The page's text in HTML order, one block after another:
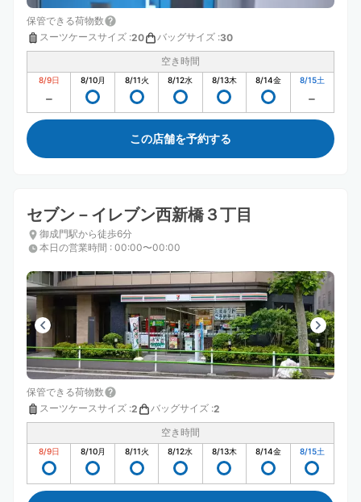
保管できる荷物数
スーツケースサイズ :20 バッグサイズ :30
空き時間
8/9日 8/10月 8/11火 8/12水 8/13木 8/14金 8/15土
この店舗を予約する
セブン－イレブン西新橋３丁目
御成門駅から徒歩6分
本日の営業時間 : 00:00〜00:00
保管できる荷物数
スーツケースサイズ :2 バッグサイズ :2
空き時間
8/9日 8/10月 8/11火 8/12水 8/13木 8/14金 8/15土